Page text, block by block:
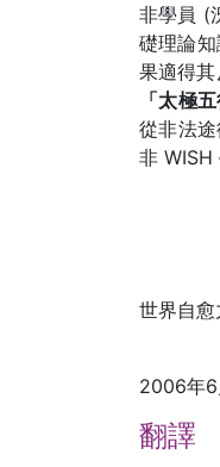
非學員 (
礎理論
果適得
「太極
從非法
非 WISH
世界自
2006年6
翻譯